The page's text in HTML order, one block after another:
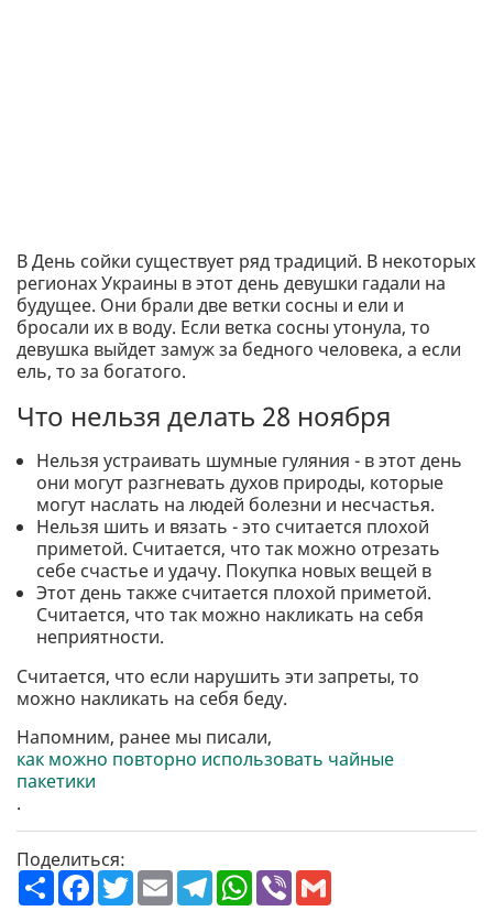
В День сойки существует ряд традиций. В некоторых
регионах Украины в этот день девушки гадали на
будущее. Они брали две ветки сосны и ели и
бросали их в воду. Если ветка сосны утонула, то
девушка выйдет замуж за бедного человека, а если
ель, то за богатого.
Что нельзя делать 28 ноября
Нельзя устраивать шумные гуляния - в этот день
они могут разгневать духов природы, которые
могут наслать на людей болезни и несчастья.
Нельзя шить и вязать - это считается плохой
приметой. Считается, что так можно отрезать
себе счастье и удачу. Покупка новых вещей в
Этот день также считается плохой приметой.
Считается, что так можно накликать на себя
неприятности.
Считается, что если нарушить эти запреты, то
можно накликать на себя беду.
Напомним, ранее мы писали,
как можно повторно использовать чайные
пакетики
.
Поделиться:
П
о
F
a
T
w
E
m
T
e
W
h
V